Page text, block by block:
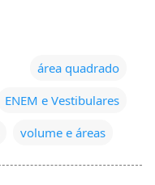
área quadrado
ENEM e Vestibulares
volume e áreas